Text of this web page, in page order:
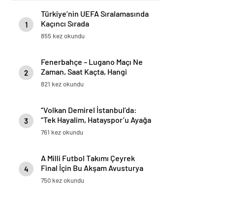
1
Türkiye’nin UEFA Sıralamasında
Kaçıncı Sırada
855 kez okundu
2
Fenerbahçe – Lugano Maçı Ne
Zaman, Saat Kaçta, Hangi
Kanalda? Fenerbahçe Nasıl Tur
821 kez okundu
3
“Volkan Demirel İstanbul’da:
“Tek Hayalim, Hatayspor’u Ayağa
Kaldırmak”
761 kez okundu
4
A Milli Futbol Takımı Çeyrek
Final İçin Bu Akşam Avusturya
Karşısında
750 kez okundu